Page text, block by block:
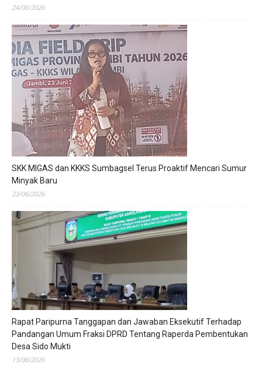
24/06/2026
SKK MIGAS dan KKKS Sumbagsel Terus Proaktif Mencari Sumur
Minyak Baru
23/06/2026
Rapat Paripurna Tanggapan dan Jawaban Eksekutif Terhadap
Pandangan Umum Fraksi DPRD Tentang Raperda Pembentukan
Desa Sido Mukti
13/06/2026